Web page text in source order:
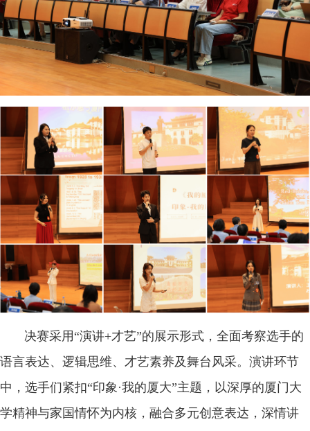
决赛采用“演讲+才艺”的展示形式，全面考察选手的
语言表达、逻辑思维、才艺素养及舞台风采。演讲环节
中，选手们紧扣“印象·我的厦大”主题，以深厚的厦门大
学精神与家国情怀为内核，融合多元创意表达，深情讲